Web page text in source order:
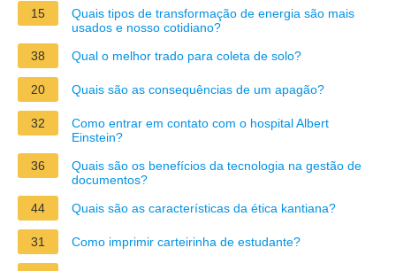
15
Quais tipos de transformação de energia são mais
usados e nosso cotidiano?
38
Qual o melhor trado para coleta de solo?
20 Quais são as consequências de um apagão?
32
Como entrar em contato com o hospital Albert
Einstein?
36
Quais são os benefícios da tecnologia na gestão de
documentos?
44
Quais são as características da ética kantiana?
31 Como imprimir carteirinha de estudante?